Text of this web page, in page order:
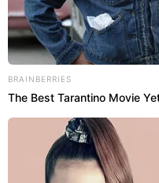
BRAINBERRIES
The Best Tarantino Movie